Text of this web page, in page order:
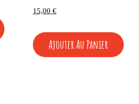
15,00 €
Ajouter Au Panier